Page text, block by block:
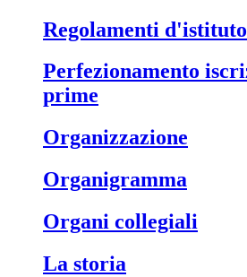
regolamenti d'istituto
perfezionamento iscrizioni classi
prime
organizzazione
organigramma
organi collegiali
la storia